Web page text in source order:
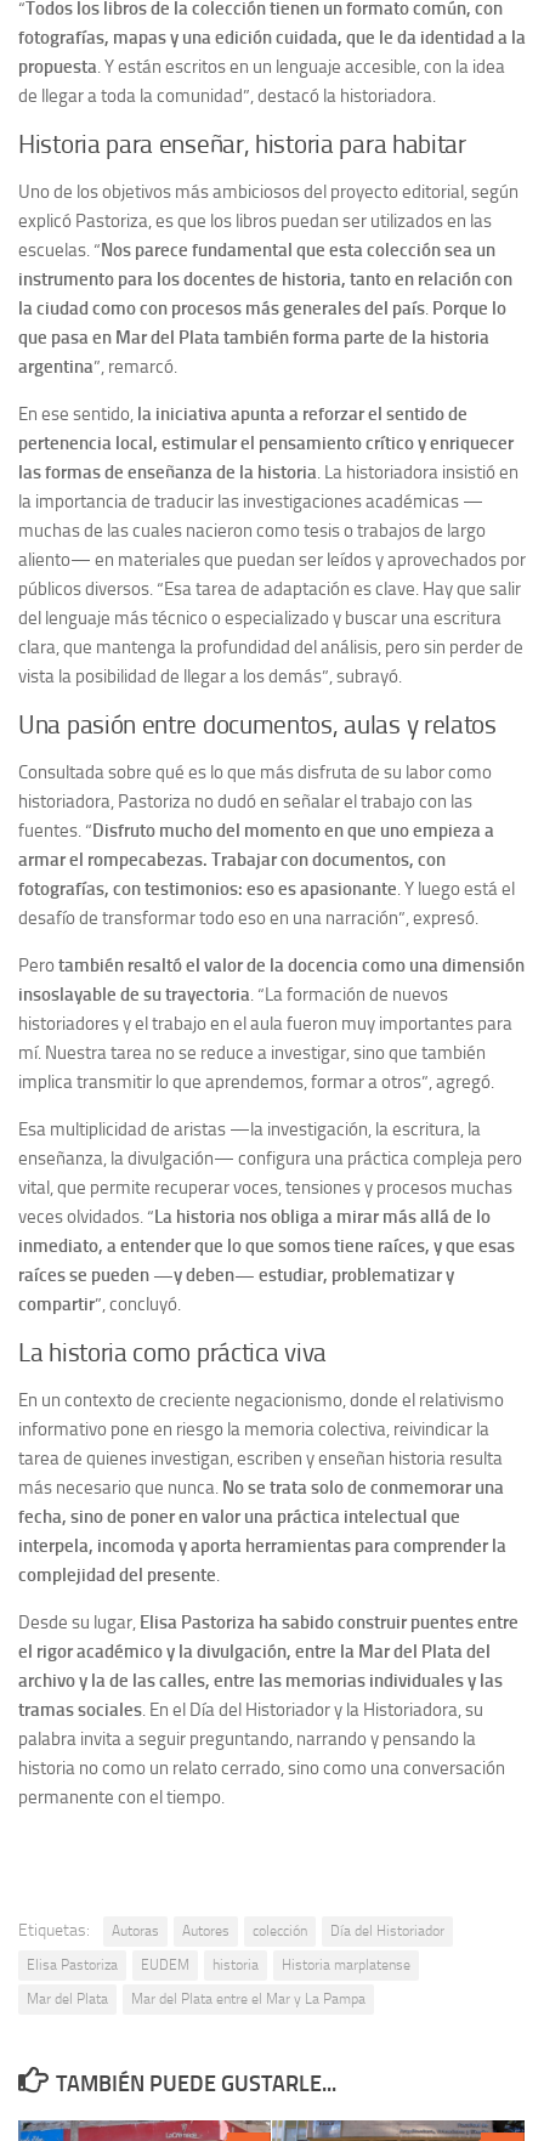
“Todos los libros de la colección tienen un formato común, con
fotografías, mapas y una edición cuidada, que le da identidad a la
propuesta. Y están escritos en un lenguaje accesible, con la idea
de llegar a toda la comunidad”, destacó la historiadora.
Historia para enseñar, historia para habitar
Uno de los objetivos más ambiciosos del proyecto editorial, según
explicó Pastoriza, es que los libros puedan ser utilizados en las
escuelas. “ Nos parece fundamental que esta colección sea un
instrumento para los docentes de historia, tanto en relación con
la ciudad como con procesos más generales del país. Porque lo
que pasa en Mar del Plata también forma parte de la historia
argentina”, remarcó.
En ese sentido, la iniciativa apunta a reforzar el sentido de
pertenencia local, estimular el pensamiento crítico y enriquecer
las formas de enseñanza de la historia. La historiadora insistió en
la importancia de traducir las investigaciones académicas —
muchas de las cuales nacieron como tesis o trabajos de largo
aliento— en materiales que puedan ser leídos y aprovechados por
públicos diversos. “Esa tarea de adaptación es clave. Hay que salir
del lenguaje más técnico o especializado y buscar una escritura
clara, que mantenga la profundidad del análisis, pero sin perder de
vista la posibilidad de llegar a los demás”, subrayó.
Una pasión entre documentos, aulas y relatos
Consultada sobre qué es lo que más disfruta de su labor como
historiadora, Pastoriza no dudó en señalar el trabajo con las
fuentes. “ Disfruto mucho del momento en que uno empieza a
armar el rompecabezas. Trabajar con documentos, con
fotografías, con testimonios: eso es apasionante. Y luego está el
desafío de transformar todo eso en una narración”, expresó.
Pero también resaltó el valor de la docencia como una dimensión
insoslayable de su trayectoria. “La formación de nuevos
historiadores y el trabajo en el aula fueron muy importantes para
mí. Nuestra tarea no se reduce a investigar, sino que también
implica transmitir lo que aprendemos, formar a otros”, agregó.
Esa multiplicidad de aristas —la investigación, la escritura, la
enseñanza, la divulgación— configura una práctica compleja pero
vital, que permite recuperar voces, tensiones y procesos muchas
veces olvidados. “ La historia nos obliga a mirar más allá de lo
inmediato, a entender que lo que somos tiene raíces, y que esas
raíces se pueden —y deben— estudiar, problematizar y
compartir”, concluyó.
La historia como práctica viva
En un contexto de creciente negacionismo, donde el relativismo
informativo pone en riesgo la memoria colectiva, reivindicar la
tarea de quienes investigan, escriben y enseñan historia resulta
más necesario que nunca. No se trata solo de conmemorar una
fecha, sino de poner en valor una práctica intelectual que
interpela, incomoda y aporta herramientas para comprender la
complejidad del presente.
Desde su lugar, Elisa Pastoriza ha sabido construir puentes entre
el rigor académico y la divulgación, entre la Mar del Plata del
archivo y la de las calles, entre las memorias individuales y las
tramas sociales. En el Día del Historiador y la Historiadora, su
palabra invita a seguir preguntando, narrando y pensando la
historia no como un relato cerrado, sino como una conversación
permanente con el tiempo.
Etiquetas: Autoras Autores colección
Día del Historiador
Elisa Pastoriza
EUDEM historia
Historia marplatense
Mar del Plata
Mar del Plata entre el Mar y La Pampa
TAMBIÉN PUEDE GUSTARLE...